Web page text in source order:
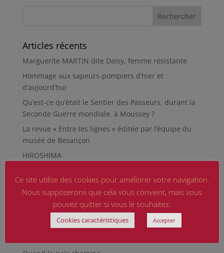
Articles récents
Marguerite MARTIN dite Daisy, femme résistante
Hommage aux sapeurs-pompiers d’hier et
d’aujourd’hui
Qu’est-ce qu’était le Sentier des Passeurs, durant la
Seconde Guerre mondiale, à Moussey ?
La revue « Entre les lignes » éditée par l’équipe du
musée de Besançon
HIROSHIMA
Futur Mur des noms des victimes de la Seconde
Guerre mondiale
RÉPARER LES OMISSIONS SUR LES MONUMENTS AUX
Ce site utilise des cookies pour améliorer votre navigation.
Nous supposerons que cela vous convient, mais vous
pouvez quitter si vous le souhaitez.
Cookies caractéristiques Accepter